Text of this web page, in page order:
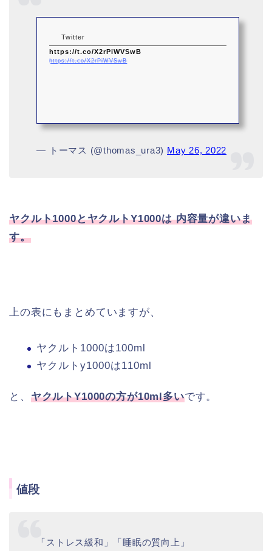
Twitter
https://t.co/X2rPiWVSwB
https://t.co/X2rPiWVSwB
— トーマス (@thomas_ura3) May 26, 2022
ヤクルト1000とヤクルトY1000は 内容量が違いま
す。
上の表にもまとめていますが、
ヤクルト1000は100ml
ヤクルトy1000は110ml
と、 ヤクルトY1000の方が10ml多いです。
値段
「ストレス緩和」「睡眠の質向上」